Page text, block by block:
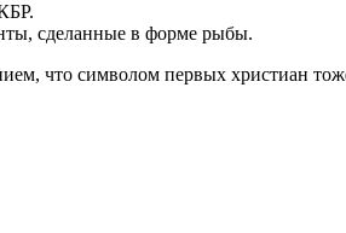
нашли в КБР. В районе
сделанные в форме рыбы.
что символом первых христиан